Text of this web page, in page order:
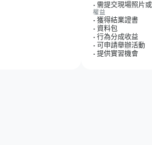
• 需提交現場照片
權益
• 獲得結業證書
• 資料包
• 行為分成收益
• 可申請舉辦活動
• 提供實習機會